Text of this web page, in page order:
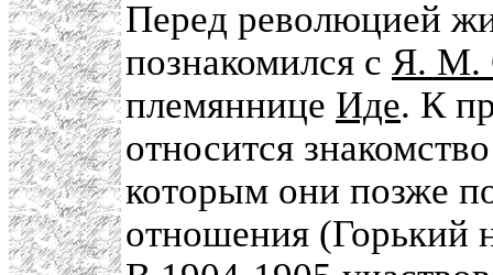
Перед революцией
познакомился с Я. М.
племяннице Иде. К
относится
которым они позже
отношения (Горький